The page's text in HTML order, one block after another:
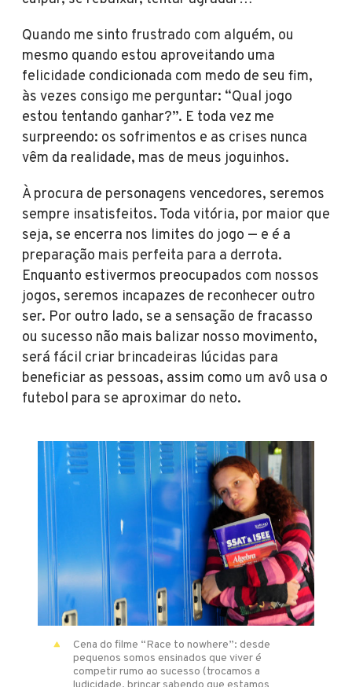
Quando me sinto frustrado com alguém, ou
mesmo quando estou aproveitando uma
felicidade condicionada com medo de seu fim,
às vezes consigo me perguntar: “Qual jogo
estou tentando ganhar?”. E toda vez me
surpreendo: os sofrimentos e as crises nunca
vêm da realidade, mas de meus joguinhos.
À procura de personagens vencedores, seremos
sempre insatisfeitos. Toda vitória, por maior que
seja, se encerra nos limites do jogo — e é a
preparação mais perfeita para a derrota.
Enquanto estivermos preocupados com nossos
jogos, seremos incapazes de reconhecer outro
ser. Por outro lado, se a sensação de fracasso
ou sucesso não mais balizar nosso movimento,
será fácil criar brincadeiras lúcidas para
beneficiar as pessoas, assim como um avô usa o
futebol para se aproximar do neto.
Cena do filme “Race to nowhere”: desde
pequenos somos ensinados que viver é
competir rumo ao sucesso (trocamos a